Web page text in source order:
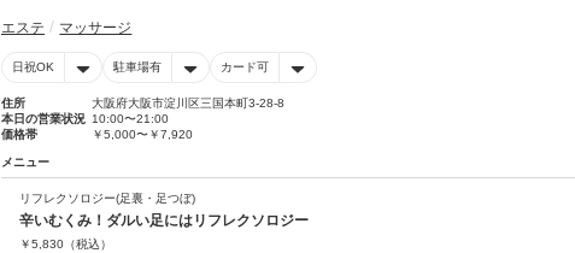
エステ マッサージ
日祝OK 駐車場有 カード可
住所
大阪府大阪市淀川区三国本町3-28-8
本日の営業状況 10:00〜21:00
価格帯
￥5,000〜￥7,920
メニュー
リフレクソロジー(足裏・足つぼ)
辛いむくみ！ダルい足にはリフレクソロジー
￥5,830 （税込）